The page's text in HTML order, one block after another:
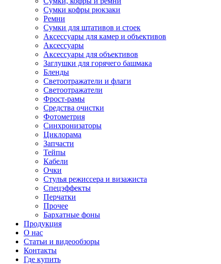
Сумки кофры рюкзаки
Ремни
Сумки для штативов и стоек
Аксессуары для камер и объективов
Аксессуары
Аксессуары для объективов
Заглушки для горячего башмака
Бленды
Светоотражатели и флаги
Светоотражатели
Фрост-рамы
Средства очистки
Фотометрия
Синхронизаторы
Циклорама
Запчасти
Тейпы
Кабели
Очки
Стулья режиссера и визажиста
Спецэффекты
Перчатки
Прочее
Бархатные фоны
Продукция
О нас
Статьи и видеообзоры
Контакты
Где купить